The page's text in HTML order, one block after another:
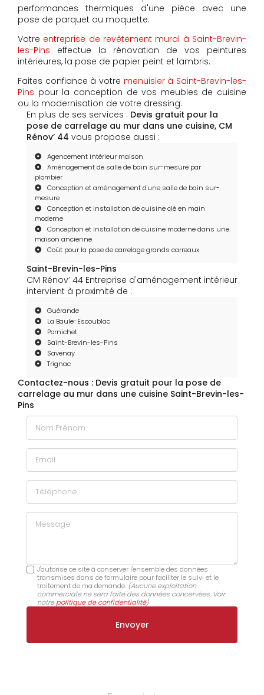
performances thermiques d'une pièce avec une
pose de parquet ou moquette.
Votre entreprise de revêtement mural à Saint-Brevin-
les-Pins effectue la rénovation de vos peintures
intérieures, la pose de papier peint et lambris.
Faites confiance à votre menuisier à Saint-Brevin-les-
Pins pour la conception de vos meubles de cuisine
ou la modernisation de votre dressing.
En plus de ses services : Devis gratuit pour la
pose de carrelage au mur dans une cuisine, CM
Rénov’ 44 vous propose aussi :
Agencement intérieur maison
Aménagement de salle de bain sur-mesure par
plombier
Conception et aménagement d'une salle de bain sur-
mesure
Conception et installation de cuisine clé en main
moderne
Conception et installation de cuisine moderne dans une
maison ancienne
Coût pour la pose de carrelage grands carreaux
Saint-Brevin-les-Pins
CM Rénov’ 44 Entreprise d'aménagement intérieur
intervient à proximité de :
Guérande
La Baule-Escoublac
Pornichet
Saint-Brevin-les-Pins
Savenay
Trignac
Contactez-nous : Devis gratuit pour la pose de
carrelage au mur dans une cuisine Saint-Brevin-les-
Pins
Nom Prénom
Email
Téléphone
Message
J'autorise ce site à conserver l'ensemble des données
transmises dans ce formulaire pour faciliter le suivi et le
traitement de ma demande. (Aucune exploitation
commerciale ne sera faite des données concervées. Voir
notrepolitique de confidentialité)